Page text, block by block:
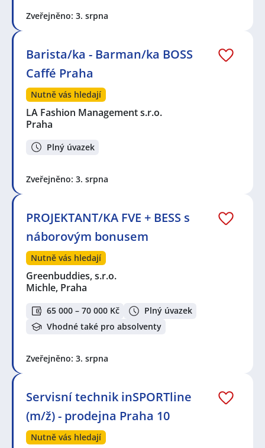
Zveřejněno: 3. srpna
Barista/ka - Barman/ka BOSS
Caffé Praha
Nutně vás hledají
LA Fashion Management s.r.o.
Praha
Plný úvazek
Zveřejněno: 3. srpna
PROJEKTANT/KA FVE + BESS s
náborovým bonusem
Nutně vás hledají
Greenbuddies, s.r.o.
Michle, Praha
65 000 – 70 000 Kč
Plný úvazek
Vhodné také pro absolventy
Zveřejněno: 3. srpna
Servisní technik inSPORTline
(m/ž) - prodejna Praha 10
Nutně vás hledají